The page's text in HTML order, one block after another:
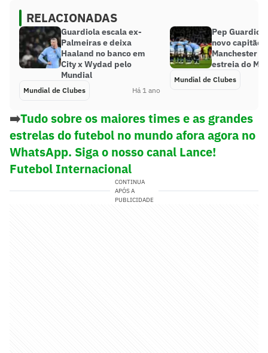
RELACIONADAS
Guardiola escala ex-
Palmeiras e deixa
Haaland no banco em
City x Wydad pelo
Mundial
Mundial de Clubes Há 1 ano
Pep
novo capitão
Manchester
estreia do
Mundial de Clubes
➡️Tudo sobre os maiores times e as grandes
estrelas do futebol no mundo afora agora no
WhatsApp. Siga o nosso canal Lance!
Futebol Internacional
CONTINUA
APÓS A
PUBLICIDADE